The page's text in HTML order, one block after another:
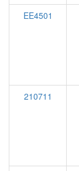
EE4501
210711